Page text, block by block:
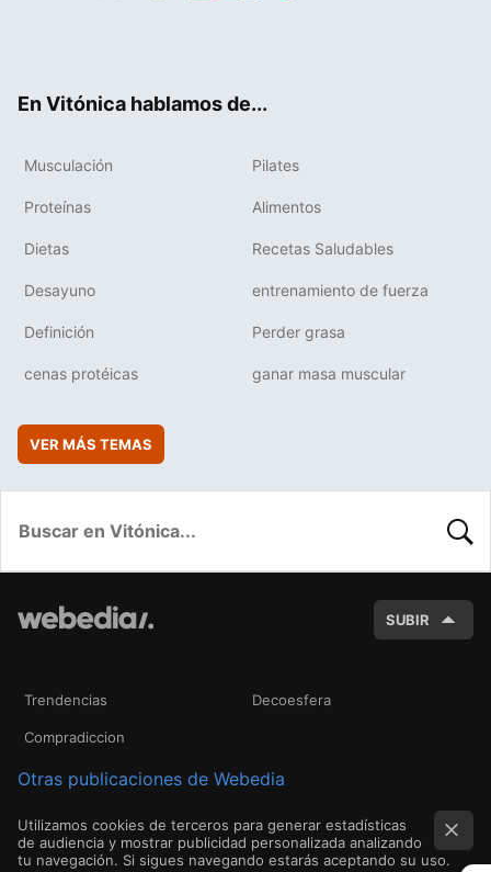
En Vitónica hablamos de...
Musculación Pilates
Proteínas Alimentos
Dietas Recetas Saludables
Desayuno entrenamiento de fuerza
Definición Perder grasa
cenas protéicas ganar masa muscular
VER MÁS TEMAS
SUBIR
Trendencias Decoesfera
Compradiccion
Otras publicaciones de Webedia
Utilizamos cookies de terceros para generar estadísticas
de audiencia y mostrar publicidad personalizada analizando
tu navegación. Si sigues navegando estarás aceptando su uso.